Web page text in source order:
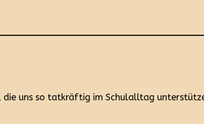
die uns so tatkräftig im Schulalltag